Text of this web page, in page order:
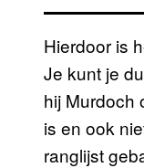
Hierdoor is
Je kunt je
hij Murdoch
is en ook
ranglijst